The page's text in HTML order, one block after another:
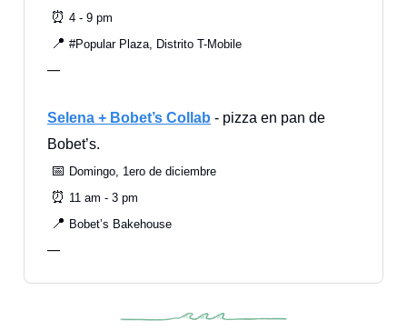
⏰ 4 - 9 pm
📍 #Popular Plaza, Distrito T-Mobile
—
Selena + Bobet’s Collab - pizza en pan de
Bobet’s.
📅 Domingo, 1ero de diciembre
⏰ 11 am - 3 pm
📍 Bobet’s Bakehouse
—